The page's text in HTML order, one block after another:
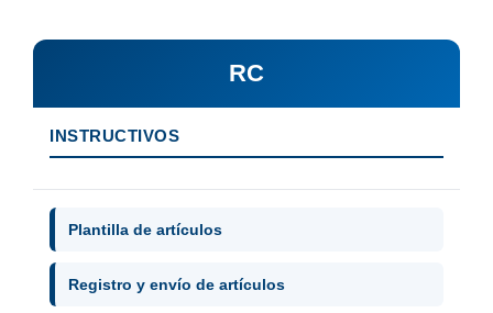
RC
INSTRUCTIVOS
Plantilla de artículos
Registro y envío de artículos